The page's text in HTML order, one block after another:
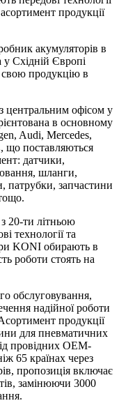
продукції
акумуляторів в
у Східній Європі
свою продукцію в
центральним офісом у
в основному
Audi, Mercedes,
що поставляються
датчики,
шланги,
патрубки, запчастини
20-ти літньою
технології та
KONI обирають в
роботи стоять на
обслуговування,
надійної роботи
продукції
для пневматичних
провідних OEM-
65 країнах через
пропозиція включає
замінюючи 3000